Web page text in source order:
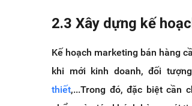
2.3 Xây dựng kế
Kế hoạch marketing bán hàng
khi mới kinh doanh, đối
thiết,...Trong đó, đặc biệt cần